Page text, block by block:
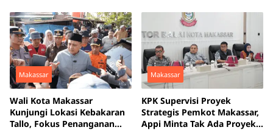
Makassar
Wali Kota Makassar
Kunjungi Lokasi Kebakaran
Tallo, Fokus Penanganan
Makassar
KPK Supervisi Proyek
Strategis Pemkot Makassar,
Appi Minta Tak Ada Proyek